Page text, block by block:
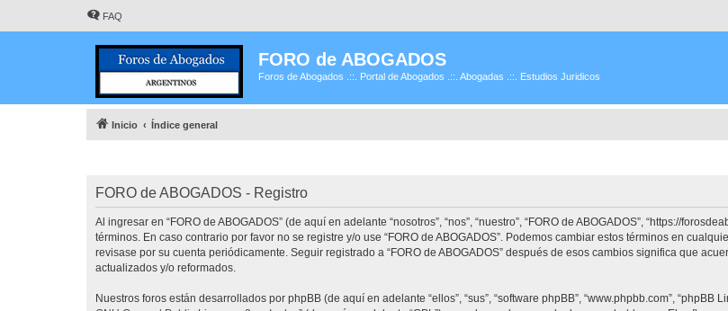
FAQ
FORO de ABOGADOS
Foros de Abogados .::. Portal de Abogados .::. Abogadas .::. Estudios Juridicos
Inicio Índice general
FORO de ABOGADOS - Registro
Al ingresar en “FORO de ABOGADOS” (de aquí en adelante “nosotros”, “nos”, “nuestro”, “FORO de ABOGADOS”, “https://
términos. En caso contrario por favor no se registre y/o use “FORO de ABOGADOS”. Podemos cambiar estos términos en
revisase por su cuenta periódicamente. Seguir registrado a “FORO de ABOGADOS” después de esos cambios significa que
actualizados y/o reformados.
Nuestros foros están desarrollados por phpBB (de aquí en adelante “ellos”, “sus”, “software phpBB”, “www.phpbb.com”,